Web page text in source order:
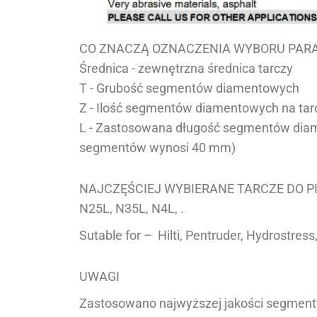
CO ZNACZĄ OZNACZENIA WYBORU
Średnica - zewnętrzna średnica tarczy
T - Grubość segmentów diamentowych
Z - Ilość segmentów diamentowych na
L - Zastosowana długość segmentów
segmentów wynosi 40 mm)
NAJCZĘŚCIEJ WYBIERANE TARCZE DO
N25L, N35L, N4L, .
Sutable for – Hilti, Pentruder,
UWAGI
Zastosowano najwyższej jakości